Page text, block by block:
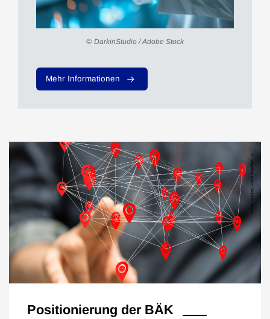
DarkinStudio / Adobe Stock
Mehr Informationen
vegefox.com / Adobe Stock
Positionierung der BÄK